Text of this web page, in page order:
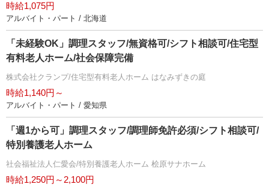
時給1,075円
アルバイト・パート / 北海道
「未経験OK」調理スタッフ/無資格可/シフト相談可/住宅型
有料老人ホーム/社会保障完備
株式会社クランプ/住宅型有料老人ホーム はなみずきの庭
時給1,140円～
アルバイト・パート / 愛知県
「週1から可」調理スタッフ/調理師免許必須/シフト相談可/
特別養護老人ホーム
社会福祉法人仁愛会/特別養護老人ホーム 桧原サナホーム
時給1,250円～2,100円